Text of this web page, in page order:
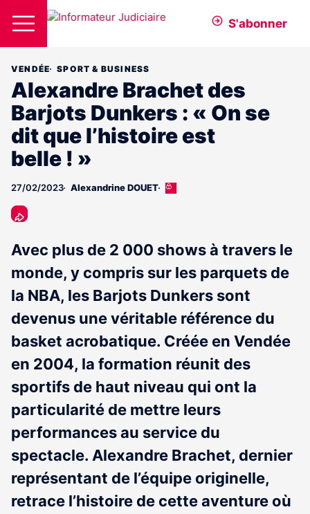
S'abonner
VENDÉE SPORT & BUSINESS
Alexandre Brachet des
Barjots Dunkers : « On se
dit que l’histoire est
belle ! »
27/02/2023 Alexandrine DOUET
Cet
abonnés
Avec plus de 2 000 shows à travers le
monde, y compris sur les parquets de
la NBA, les Barjots Dunkers sont
devenus une véritable référence du
basket acrobatique. Créée en Vendée
en 2004, la formation réunit des
sportifs de haut niveau qui ont la
particularité de mettre leurs
performances au service du
spectacle. Alexandre Brachet, dernier
représentant de l’équipe originelle,
retrace l’histoire de cette aventure où